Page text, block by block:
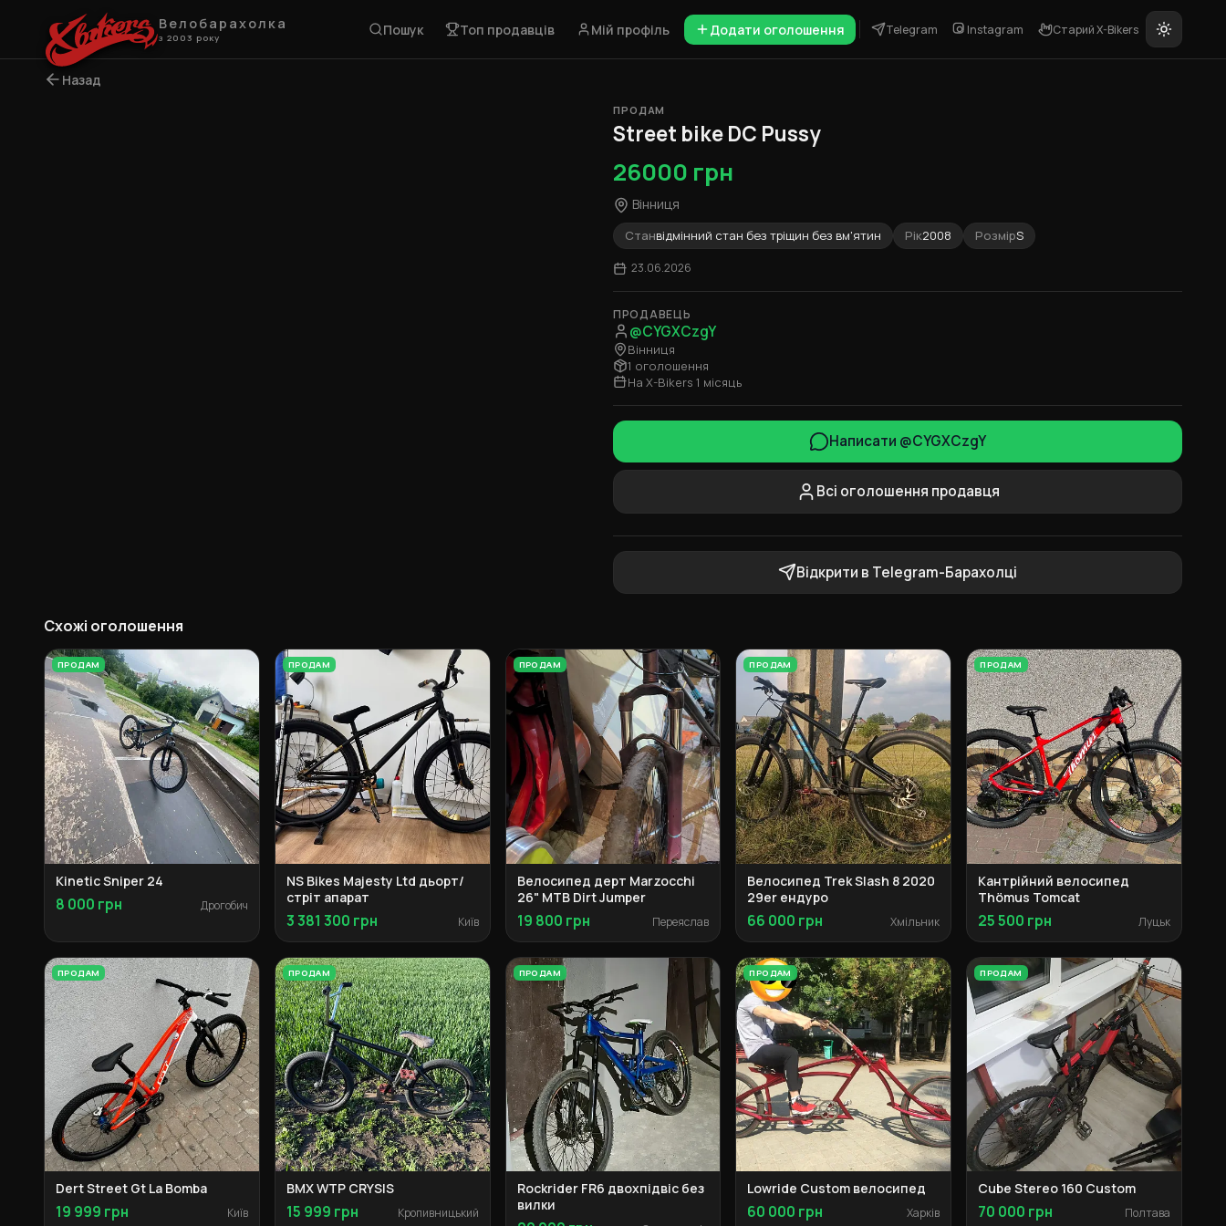
Велобарахолка
з 2003 року Пошук Топ продавців Мій профіль Додати оголошення Telegram Instagram Старий X-Bikers
Назад
ПРОДАМ
Street bike DC Pussy
26000 грн
Вінниця
Станвідмінний стан без тріщин без вм'ятин Рік2008 РозмірS
23.06.2026
ПРОДАВЕЦЬ
@CYGXCzgY
Вінниця
1 оголошення
На X-Bikers 1 місяць
Написати @CYGXCzgY
Всі оголошення продавця
Відкрити в Telegram-Барахолці
Схожі оголошення
ПРОДАМ
Kinetic Sniper 24
8 000 грн Дрогобич
ПРОДАМ
NS Bikes Majesty Ltd дьорт/
стріт апарат
3 381 300 грн Київ
ПРОДАМ
Велосипед дерт Marzocchi
26" MTB Dirt Jumper
19 800 грн Переяслав
ПРОДАМ
Велосипед Trek Slash 8 2020
29er ендуро
66 000 грн Хмільник
ПРОДАМ
Кантрійний велосипед
Thömus Tomcat
25 500 грн Луцьк
ПРОДАМ
Dert Street Gt La Bomba
19 999 грн Київ
ПРОДАМ
BMX WTP CRYSIS
15 999 грн Кропивницький
ПРОДАМ
Rockrider FR6 двохпідвіс без
вилки
ПРОДАМ
Lowride Custom велосипед
60 000 грн Харків
ПРОДАМ
Cube Stereo 160 Custom
70 000 грн Полтава